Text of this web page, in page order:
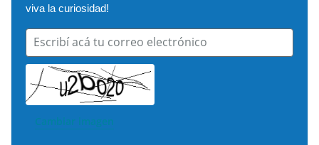
viva la curiosidad!
Escribí acá tu correo electrónico
Cambiar imagen